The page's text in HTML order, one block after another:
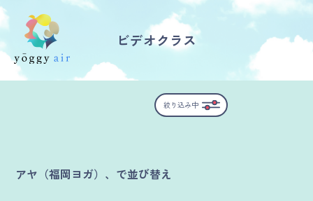
受講の流れ
FAQ / お問い合わせ
ビデオクラス
絞り込み中
アヤ（福岡ヨガ）、で並び替え